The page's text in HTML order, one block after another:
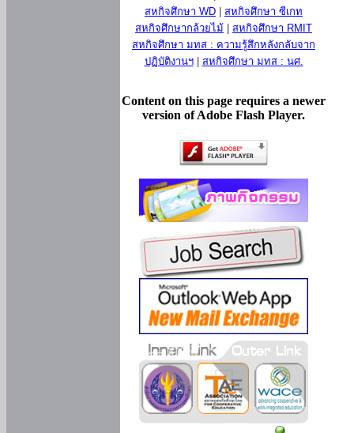
สหกิจศึกษา WD
สหกิจศึกษา ซีเกท
สหกิจศึกษากล้วยไม้
สหกิจศึกษา RMIT
สหกิจศึกษา มทส : ความรู้สึกหลังกลับจาก
ปฏิบัติงานฯ| สหกิจศึกษา มทส : นศ.
Content on this page requires a newer
version of Adobe Flash Player.